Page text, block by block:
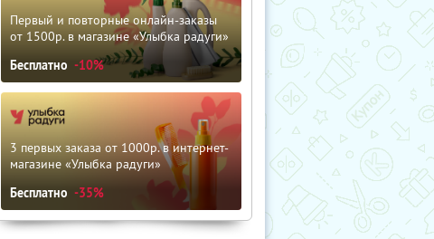
Первый и повторные онлайн-заказы
от 1500р. в магазине «Улыбка радуги»
Бесплатно -10%
3 первых заказа от 1000р. в интернет-
магазине «Улыбка радуги»
Бесплатно -35%